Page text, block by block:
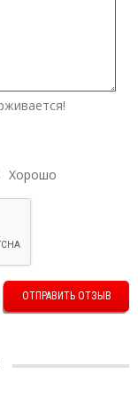
Хорошо
ОТПРАВИТЬ ОТЗЫВ